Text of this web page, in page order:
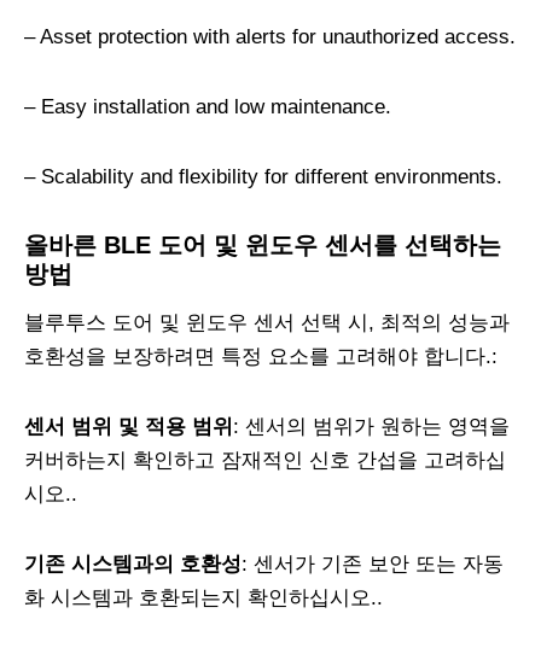
– Asset protection with alerts for unauthorized access.
– Easy installation and low maintenance.
– Scalability and flexibility for different environments.
올바른 BLE 도어 및 윈도우 센서를 선택하는
방법
블루투스 도어 및 윈도우 센서 선택 시, 최적의 성능과
호환성을 보장하려면 특정 요소를 고려해야 합니다.:
센서 범위 및 적용 범위 : 센서의 범위가 원하는 영역을
커버하는지 확인하고 잠재적인 신호 간섭을 고려하십
시오..
기존 시스템과의 호환성: 센서가 기존 보안 또는 자동
화 시스템과 호환되는지 확인하십시오..